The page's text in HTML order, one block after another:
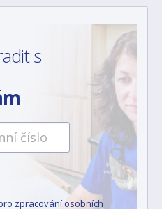
s
zpracování osobních